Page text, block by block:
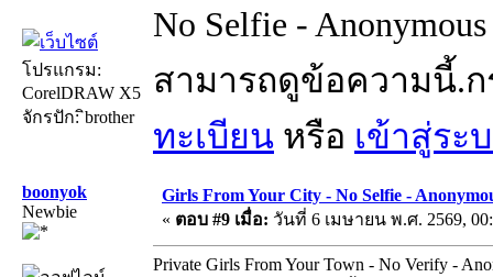
โปรแกรม:
CorelDRAW X5
จักรปัก: ิbrother
No Selfie -
สามารถดูข้อความนี้.
ทะเบียน หรือ เข้าสู่ระ
boonyok
Newbie
Girls From Your City - No Selfie -
« ตอบ #9 เมื่อ: วันที่ 6 เมษายน พ.ศ. 2569,
Private Girls From Your Town - No Verify -